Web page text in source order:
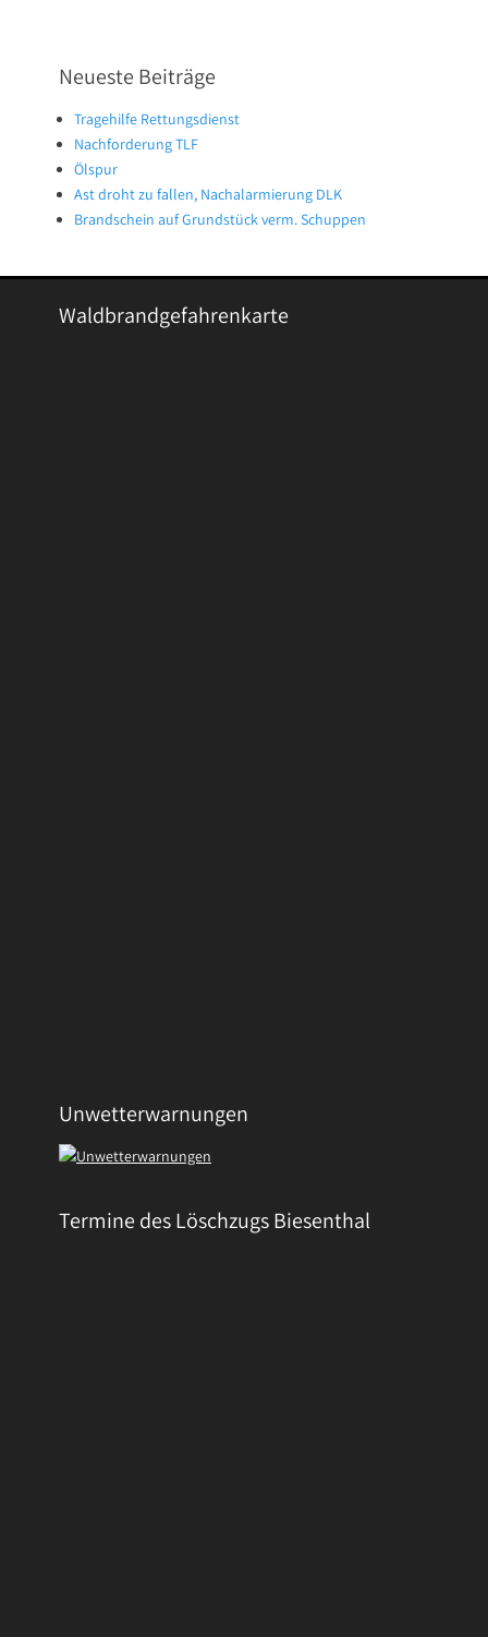
Neueste Beiträge
Tragehilfe Rettungsdienst
Nachforderung TLF
Ölspur
Ast droht zu fallen, Nachalarmierung DLK
Brandschein auf Grundstück verm. Schuppen
Waldbrandgefahrenkarte
Unwetterwarnungen
Termine des Löschzugs Biesenthal